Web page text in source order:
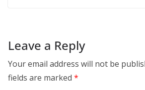
Leave a Reply
Your email address will not be
fields are marked *